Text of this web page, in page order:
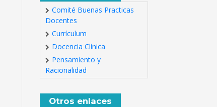
Comité Buenas Practicas
Docentes
Currículum
Docencia Clínica
Pensamiento y
Racionalidad
Otros enlaces